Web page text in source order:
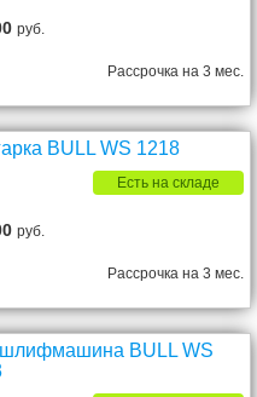
руб.
Рассрочка на 3 мес.
BULL WS 1218
Есть на складе
руб.
Рассрочка на 3 мес.
BULL WS